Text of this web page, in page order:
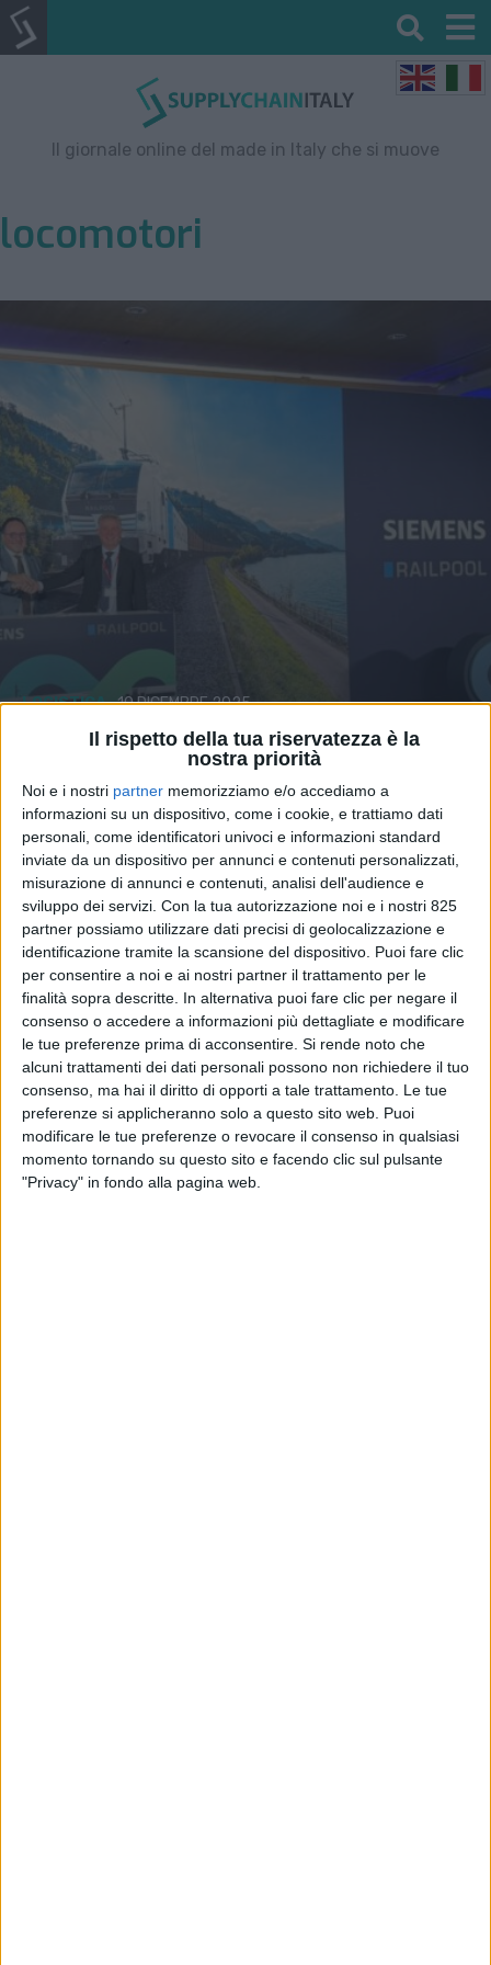
Il rispetto della tua riservatezza è la
nostra priorità
Noi e i nostri partner memorizziamo e/o accediamo a
informazioni su un dispositivo, come i cookie, e trattiamo dati
personali, come identificatori univoci e informazioni standard
inviate da un dispositivo per annunci e contenuti personalizzati,
misurazione di annunci e contenuti, analisi dell'audience e
sviluppo dei servizi. Con la tua autorizzazione noi e i nostri 825
partner possiamo utilizzare dati precisi di geolocalizzazione e
identificazione tramite la scansione del dispositivo. Puoi fare clic
per consentire a noi e ai nostri partner il trattamento per le
finalità sopra descritte. In alternativa puoi fare clic per negare il
consenso o accedere a informazioni più dettagliate e modificare
le tue preferenze prima di acconsentire. Si rende noto che
alcuni trattamenti dei dati personali possono non richiedere il tuo
consenso, ma hai il diritto di opporti a tale trattamento. Le tue
preferenze si applicheranno solo a questo sito web. Puoi
modificare le tue preferenze o revocare il consenso in qualsiasi
momento tornando su questo sito e facendo clic sul pulsante
"Privacy" in fondo alla pagina web.
Il giornale online del made in Italy che si muove
locomotori
All’interporto di Verona un
polo open access per la
manutenzione di locomotori
LOGISTICA 10 DICEMBRE 2025
In corso l’adeguamento di 60 locomotori di
Mercitalia Rail al sistema Ertms
TRASPORTI
27 AGOSTO 2025